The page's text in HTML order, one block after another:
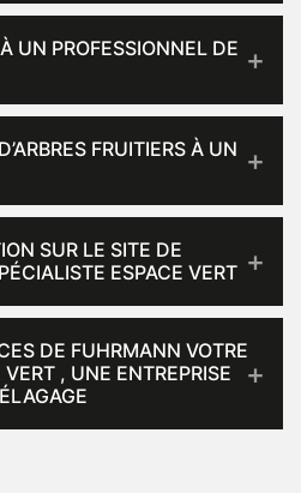
UN PROFESSIONNEL DE
FRUITIERS À UN
SUR LE SITE DE
ESPACE VERT
DE FUHRMANN VOTRE
, UNE ENTREPRISE